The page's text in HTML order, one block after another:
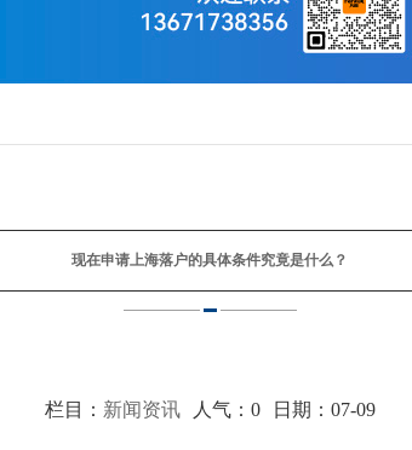
现在申请上海落户的具体条件究竟是什么？
栏目： 新闻资讯人气： 0日期：07-09